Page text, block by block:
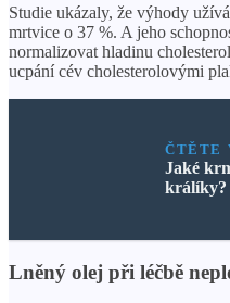
Studie ukázaly, že výhody
mrtvice o 37 %. A jeho
normalizovat hladinu
ucpání cév cholesterolovými
ČTĚTE
Jaké
králíky?
Lněný olej při léčbě